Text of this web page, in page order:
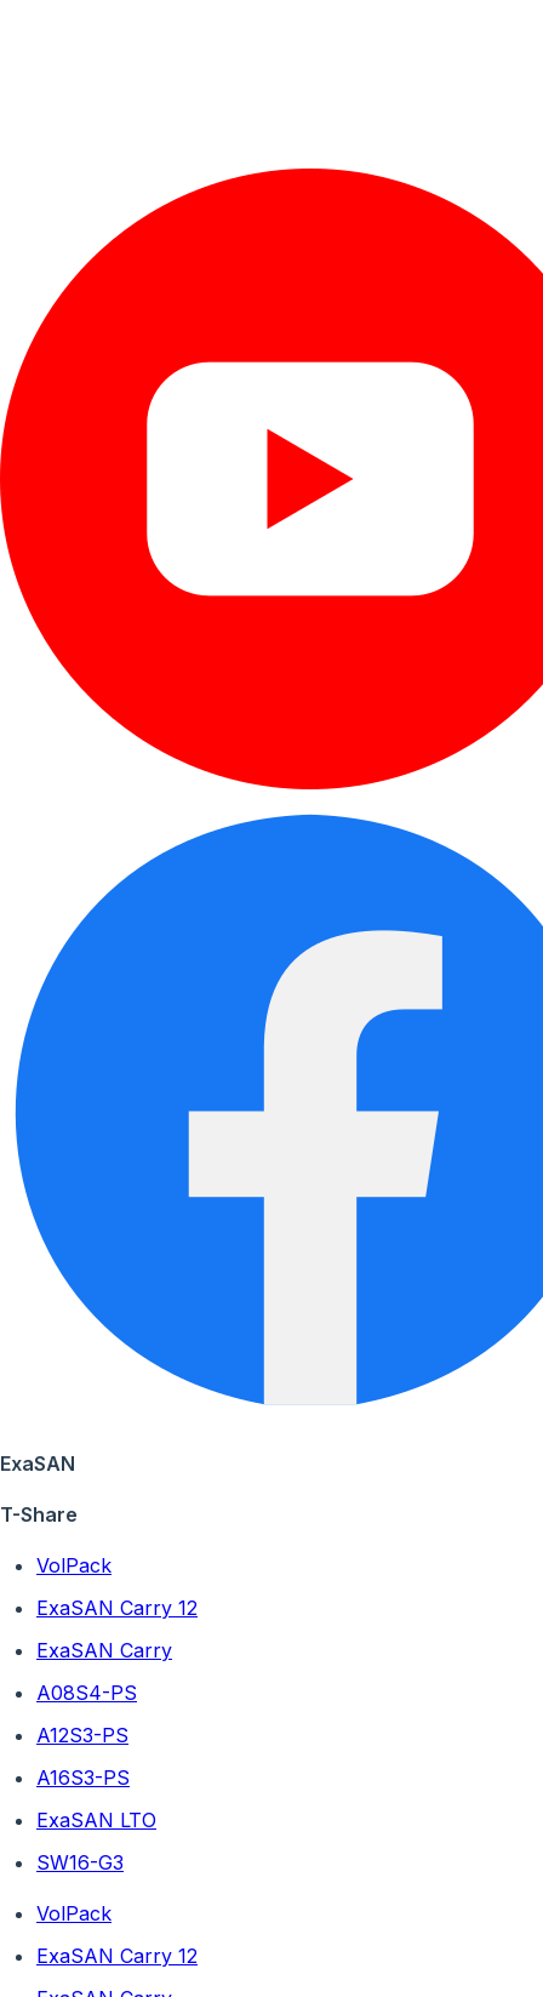
ExaSAN
T-Share
VolPack
ExaSAN Carry 12
ExaSAN Carry
A08S4-PS
A12S3-PS
A16S3-PS
ExaSAN LTO
SW16-G3
VolPack
ExaSAN Carry 12